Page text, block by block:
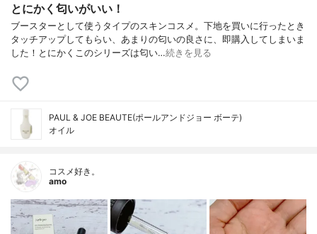
とにかく匂いがいい！
ブースターとして使うタイプのスキンコスメ。下地を買いに行ったとき
タッチアップしてもらい、あまりの匂いの良さに、即購入してしまいま
した！とにかくこのシリーズは匂い…続きを見る
PAUL & JOE BEAUTE(ポールアンドジョー ボーテ)
オイル
コスメ好き。
amo